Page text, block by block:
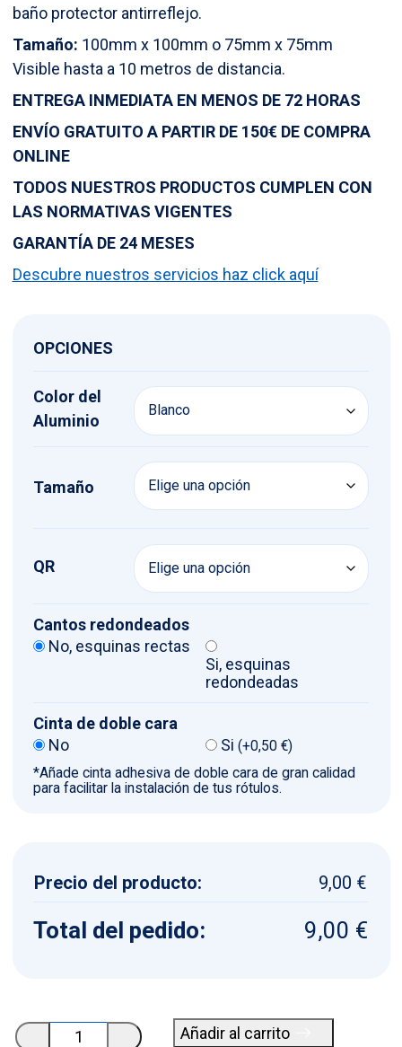
baño protector antirreflejo.
Tamaño: 100mm x 100mm o 75mm x 75mm
Visible hasta a 10 metros de distancia.
ENTREGA INMEDIATA EN MENOS DE 72 HORAS
ENVÍO GRATUITO A PARTIR DE 150€ DE COMPRA
ONLINE
TODOS NUESTROS PRODUCTOS CUMPLEN CON
LAS NORMATIVAS VIGENTES
GARANTÍA DE 24 MESES
Descubre nuestros servicios haz click aquí
OPCIONES
Color del
Aluminio
Tamaño
QR
Cantos redondeados
No, esquinas rectas
Si, esquinas
redondeadas
Cinta de doble cara
*Añade cinta adhesiva de doble cara de gran calidad
para facilitar la instalación de tus rótulos.
No Si (+0,50 €)
Precio del producto: 9,00 €
Total del pedido: 9,00 €
Añadir al carrito
Placa